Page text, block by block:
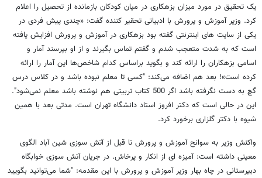
یک تحقیق در مورد میزان بزهکاری در میان کودکان بازمانده از تحصیل را اعلام
کرد. وزیر آموزش و پرورش با ادبیاتی تحقیر کننده گفت: «چندی پیش فردی در
یکی از سایت های اینترنتی گفته بود بزهکاری در آموزش و پرورش افزایش یافته
است که به شدت متعجب شدم و گفتم تماس بگیرند و از او بپرسند آمار و
اسامی بزهکاران را ارائه کند و بگوید براساس کدام شاخص‌ها این آمار را ارائه
کرده است»! بعد هم اضافه می‌کند: "کسی تا معلم نبوده باشد و در کلاس درس
گچ به دست نگرفته باشد اگر 500 کتاب تربیتی هم نوشته باشد معلم نمی‌شود".
این در حالی است که دکتر افروز استاد دانشگاه تهران است. مدتی بعد با همین
شیوه با دکتر گلزاری برخورد کرد.
واکنش وزیر به سوانح آموزش و پرورش تا قبل از آتش سوزی شین آباد الگوی
معینی داشته است: آمیزه ای از انکار و پرخاش. در جریان آتش سوزی خوابگاه
دبیرستانی در چاه بهار وزیر آموزش و پرورش با این مقدمه: "شما می‌توانید بگویید